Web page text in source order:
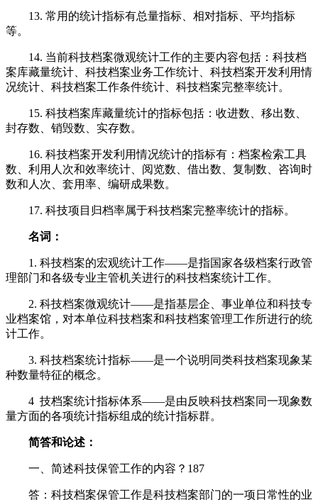
13. 常用的统计指标有总量指标、相对指标、平均指标
等。
14. 当前科技档案微观统计工作的主要内容包括：科技档
案库藏量统计、科技档案业务工作统计、科技档案开发利用情
况统计、科技档案工作条件统计、科技档案完整率统计。
15. 科技档案库藏量统计的指标包括：收进数、移出数、
封存数、销毁数、实存数。
16. 科技档案开发利用情况统计的指标有：档案检索工具
数、利用人次和效率统计、阅览数、借出数、复制数、咨询时
数和人次、套用率、编研成果数。
17. 科技项目归档率属于科技档案完整率统计的指标。
名词：
1. 科技档案的宏观统计工作——是指国家各级档案行政管
理部门和各级专业主管机关进行的科技档案统计工作。
2. 科技档案微观统计——是指基层企、事业单位和科技专
业档案馆，对本单位科技档案和科技档案管理工作所进行的统
计工作。
3. 科技档案统计指标——是一个说明同类科技档案现象某
种数量特征的概念。
4 技档案统计指标体系——是由反映科技档案同一现象数
量方面的各项统计指标组成的统计指标群。
简答和论述：
一、简述科技保管工作的内容？187
答：科技档案保管工作是科技档案部门的一项日常性的业